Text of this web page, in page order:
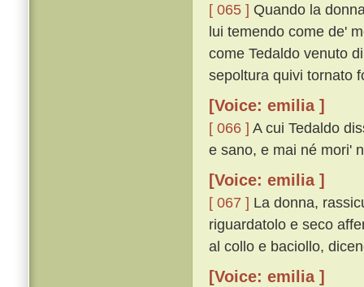
[ 065 ] Quando la
lui temendo come de'
come Tedaldo venuto
sepoltura quivi tornato
[Voice: emilia ]
[ 066 ] A cui Tedaldo
e sano, e mai né mori'
[Voice: emilia ]
[ 067 ] La donna,
riguardatolo e seco
al collo e baciollo,
[Voice: emilia ]